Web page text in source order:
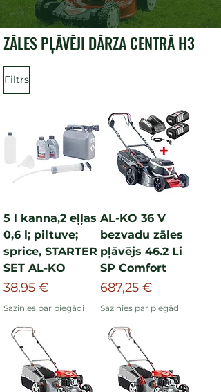
ZĀLES PĻĀVĒJI DĀRZA CENTRĀ H3
Filtrs
5 l kanna,2 eļļas
0,6 l; piltuve;
sprice, STARTER
SET AL-KO
Cena
38,95 €
Sazinies par piegādi
AL-KO 36 V
bezvadu zāles
pļāvējs 46.2 Li
SP Comfort
Cena
687,25 €
Sazinies par piegādi